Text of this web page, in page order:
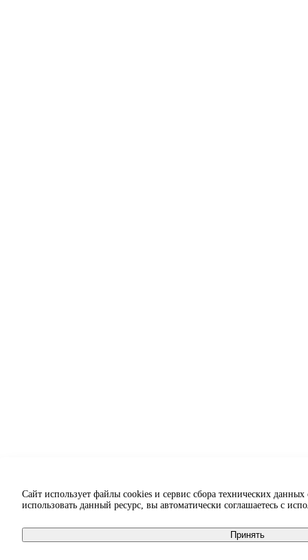
Сайт использует файлы cookies и сервис сбора технических
использовать данный ресурс, вы автоматически соглашаетесь с
Принять